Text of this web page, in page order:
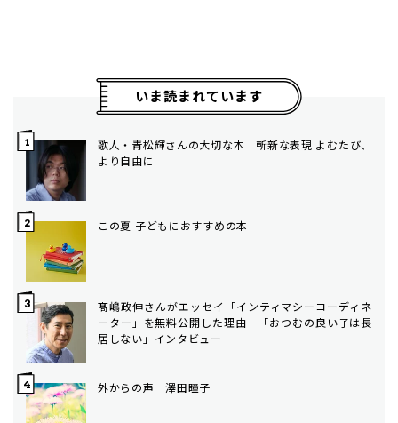
いま読まれています
歌人・青松輝さんの大切な本 斬新な表現 よむたび、
より自由に
この夏 子どもにおすすめの本
髙嶋政伸さんがエッセイ「インティマシーコーディネ
ーター」を無料公開した理由 「おつむの良い子は長
居しない」インタビュー
外からの声 澤田瞳子